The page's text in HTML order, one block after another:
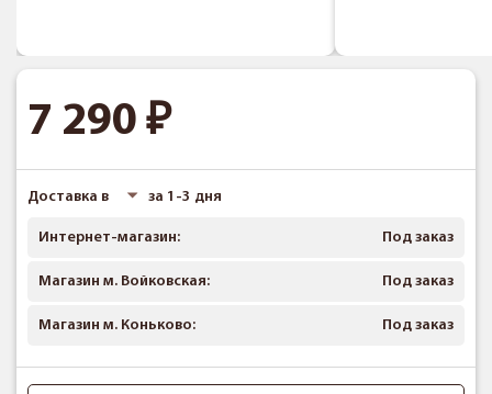
7 290
Доставка в за 1-3 дня
Интернет-магазин: Под заказ
Магазин м. Войковская: Под заказ
Магазин м. Коньково: Под заказ